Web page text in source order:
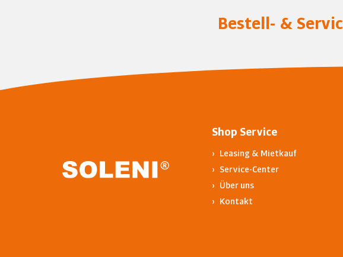
Bestell- &
Shop Service
Leasing & Mietkauf
Service-Center
Über uns
Kontakt